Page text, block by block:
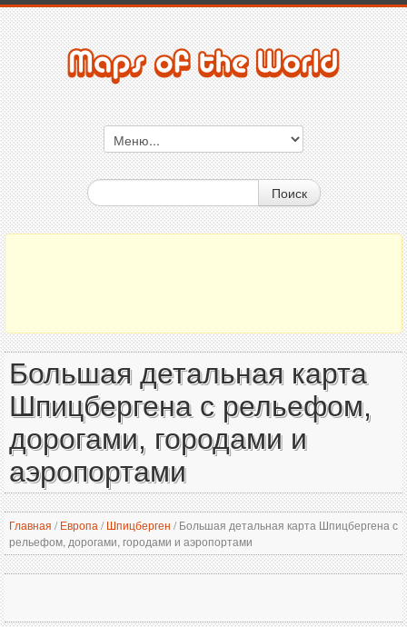
Поиск
Большая детальная карта
Шпицбергена с рельефом,
дорогами, городами и
аэропортами
Главная / Европа / Шпицберген /Большая детальная карта Шпицбергена с
рельефом, дорогами, городами и аэропортами